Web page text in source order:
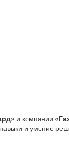
и компании
и умение